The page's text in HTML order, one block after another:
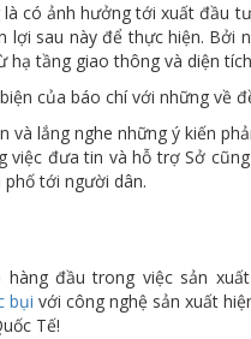
có ảnh hưởng tới xuất đầu
lợi sau này để thực hiện. Bởi
tầng giao thông và diện
của báo chí với những về
và lắng nghe những ý kiến
việc đưa tin và hỗ trợ Sở
tới người dân.
đầu trong việc sản
bụi với công nghệ sản xuất
Tế!